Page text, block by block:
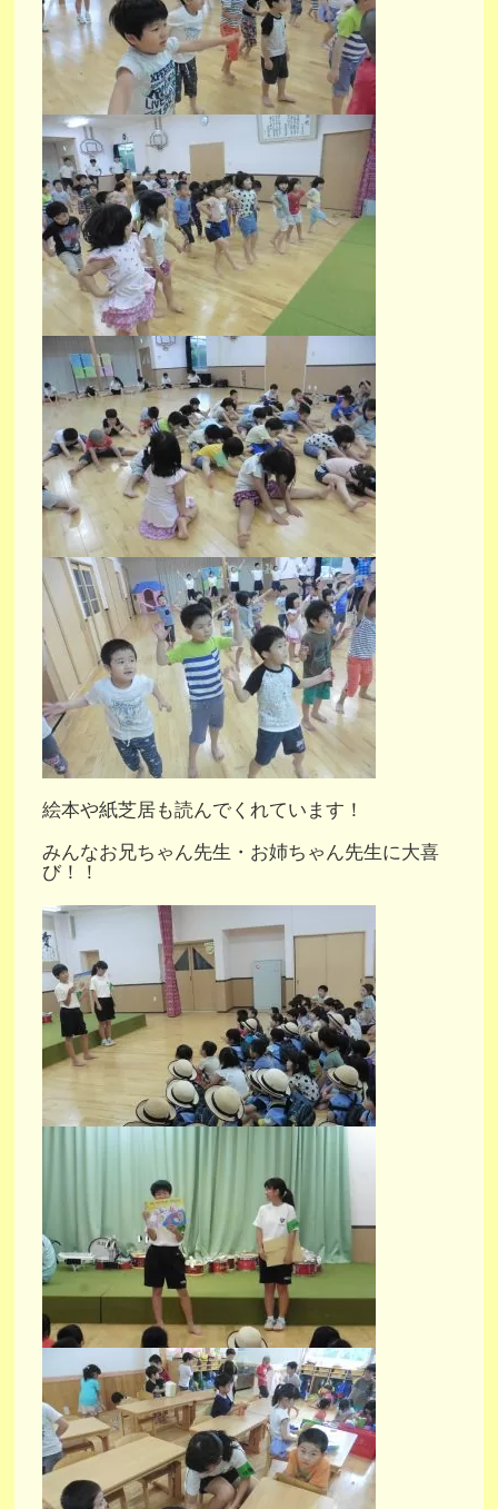
絵本や紙芝居も読んでくれています！
みんなお兄ちゃん先生・お姉ちゃん先生に大喜
び！！